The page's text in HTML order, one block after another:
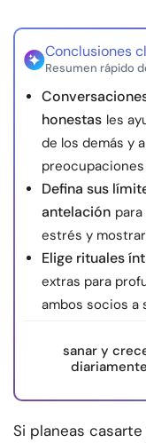
Conclusiones
Resumen rápido
honestas les
de los demás y
Defina sus
antelación
estrés y
Elige rituales
extras para
ambos socios a
sanar y
diariamente
Si planeas